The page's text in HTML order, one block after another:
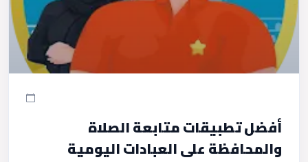
أفضل تطبيقات متابعة الصلاة
والمحافظة على العبادات اليومية